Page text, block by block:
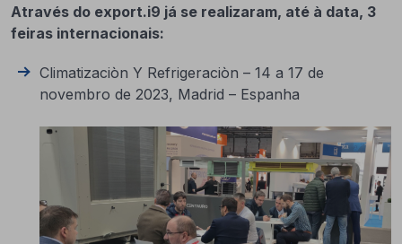
Através do export.i9 já se realizaram, até à data, 3
feiras internacionais:
Climatizaciòn Y Refrigeraciòn – 14 a 17 de
novembro de 2023, Madrid – Espanha